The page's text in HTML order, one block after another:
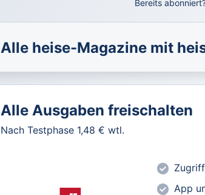
Bereits
Alle heise-Magazine mit
Alle
Alle Ausgaben freischalten
Nach Testphase 1,48 € wtl.
App